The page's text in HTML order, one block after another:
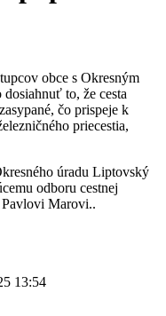
obce s Okresným
to, že cesta
čo prispeje k
priecestia,
úradu Liptovský
odboru cestnej
Marovi..
13:54